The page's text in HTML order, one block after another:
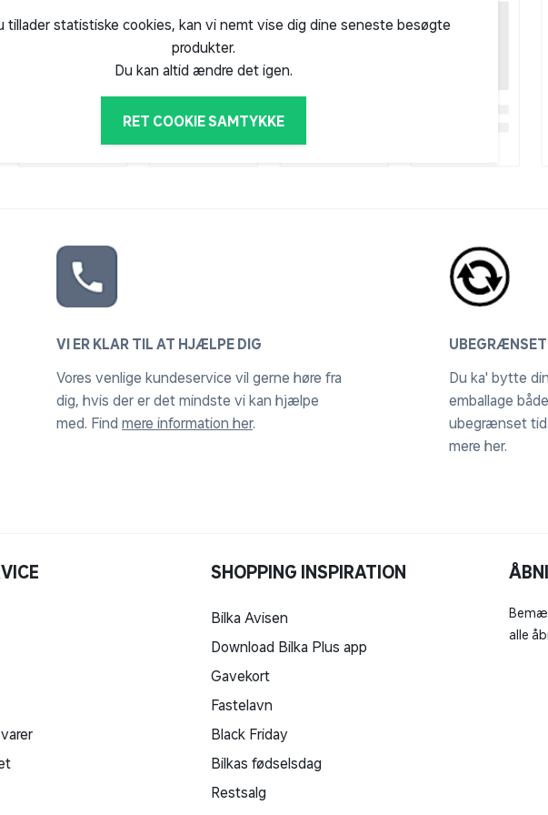
at det bliver opbevaret et sted, hvor
er det vigtigt at vejen er kørefast
frihøjde. Der kan desværre ikke
det viste billede.
tillader statistiske cookies, kan vi nemt vise dig dine seneste besøgte
produkter.
Du kan altid ændre det igen.
RET COOKIE SAMTYKKE
VI ER KLAR TIL AT HJÆLPE DIG
Vores venlige kundeservice vil gerne høre fra
dig, hvis der er det mindste vi kan hjælpe
med. Find mere information her.
UBEGRÆNSET
Du ka' bytte
emballage
ubegrænset
mere her.
SHOPPING INSPIRATION
Bilka Avisen
Download Bilka Plus app
Gavekort
Fastelavn
Black Friday
Bilkas fødselsdag
Restsalg
alle